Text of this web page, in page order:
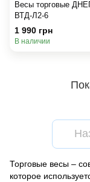
Весы торговые
ВТД-Л2-6
1 990 грн
В наличии
Торговые весы –
которое